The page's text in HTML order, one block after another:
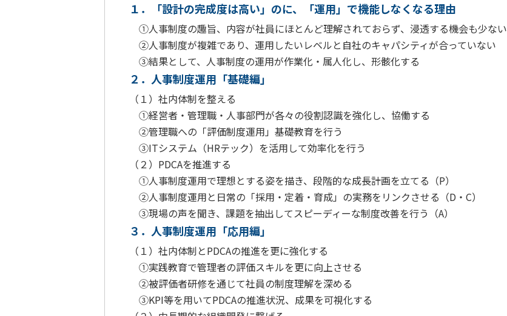
１．「設計の完成度は高い」のに、「運用」で機能しなくなる理由
①人事制度の趣旨、内容が社員にほとんど理解されておらず、浸透する機会も少ない
②人事制度が複雑であり、運用したいレベルと自社のキャパシティが合っていない
③結果として、人事制度の運用が作業化・属人化し、形骸化する
２．人事制度運用「基礎編」
（１）社内体制を整える
①経営者・管理職・人事部門が各々の役割認識を強化し、協働する
②管理職への「評価制度運用」基礎教育を行う
③ITシステム（HRテック）を活用して効率化を行う
（２）PDCAを推進する
①人事制度運用で理想とする姿を描き、段階的な成長計画を立てる（P）
②人事制度運用と日常の「採用・定着・育成」の実務をリンクさせる（D・C）
③現場の声を聞き、課題を抽出してスピーディーな制度改善を行う（A）
３．人事制度運用「応用編」
（１）社内体制とPDCAの推進を更に強化する
①実践教育で管理者の評価スキルを更に向上させる
②被評価者研修を通じて社員の制度理解を深める
③KPI等を用いてPDCAの推進状況、成果を可視化する